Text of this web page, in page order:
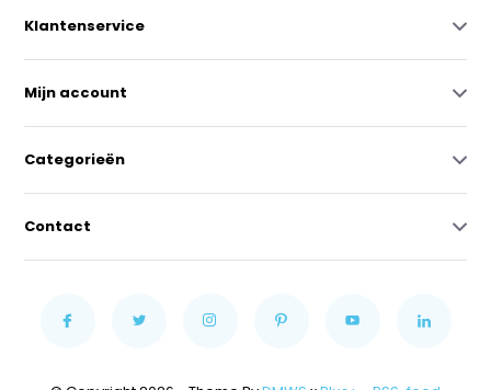
Klantenservice
Mijn account
Categorieën
Contact